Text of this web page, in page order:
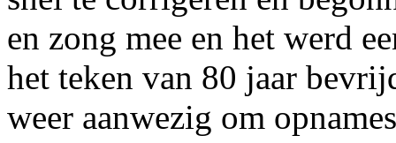
en zong mee en het werd
het teken van 80 jaar
weer aanwezig om